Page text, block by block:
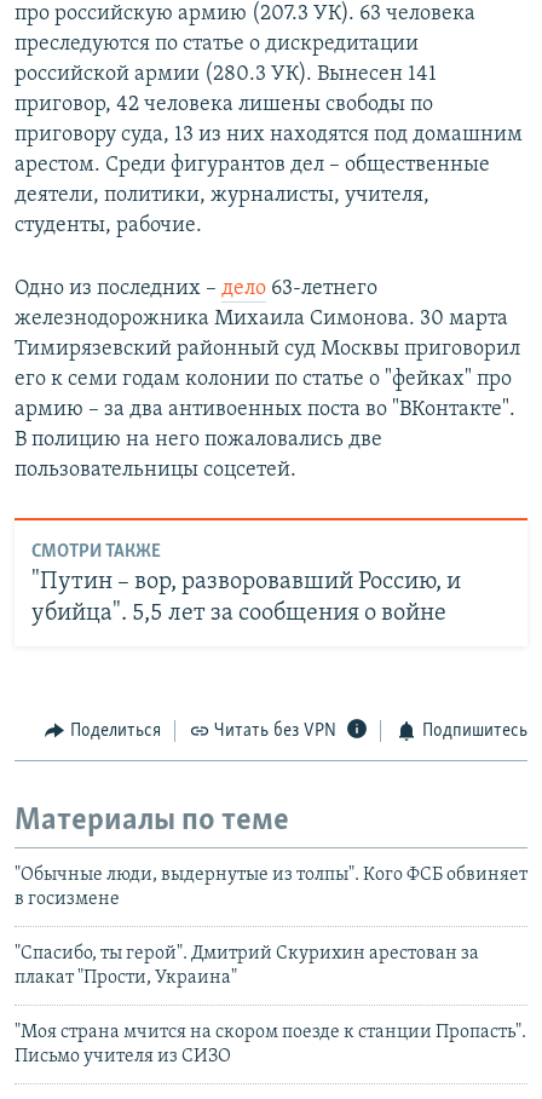
про российскую армию (207.3 УК). 63 человека
преследуются по статье о дискредитации
российской армии (280.3 УК). Вынесен 141
приговор, 42 человека лишены свободы по
приговору суда, 13 из них находятся под домашним
арестом. Среди фигурантов дел – общественные
деятели, политики, журналисты, учителя,
студенты, рабочие.
Одно из последних – дело 63-летнего
железнодорожника Михаила Симонова. 30 марта
Тимирязевский районный суд Москвы приговорил
его к семи годам колонии по статье о "фейках" про
армию – за два антивоенных поста во "ВКонтакте".
В полицию на него пожаловались две
пользовательницы соцсетей.
СМОТРИ ТАКЖЕ
"Путин – вор, разворовавший Россию, и
убийца". 5,5 лет за сообщения о войне
Поделиться Читать без VPN Подпишитесь
Материалы по теме
"Обычные люди, выдернутые из толпы". Кого ФСБ обвиняет
в госизмене
"Спасибо, ты герой". Дмитрий Скурихин арестован за
плакат "Прости, Украина"
"Моя страна мчится на скором поезде к станции Пропасть".
Письмо учителя из СИЗО